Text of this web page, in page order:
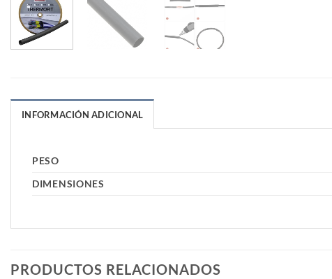
INFORMACIÓN ADICIONAL
PESO
DIMENSIONES
PRODUCTOS RELACIONADOS